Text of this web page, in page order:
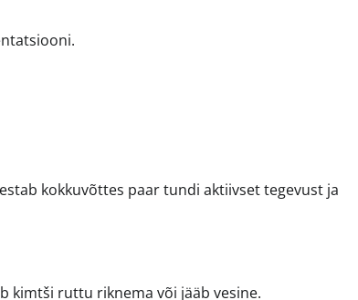
kokkuvõttes paar tundi aktiivset tegevust ja
kimtši ruttu riknema või jääb vesine.